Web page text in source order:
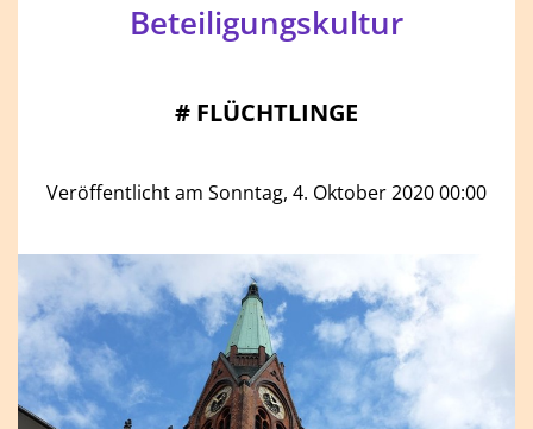
Beteiligungskultur
# FLÜCHTLINGE
Veröffentlicht am Sonntag, 4. Oktober 2020 00:00